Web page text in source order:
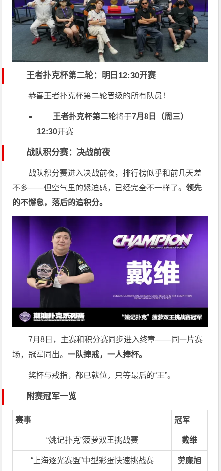
王者扑克杯第二轮：明日12:30开赛
恭喜王者扑克杯第二轮晋级的所有队员！
王者扑克杯第二轮将于7月8日（周三）
12:30开赛
战队积分赛：决战前夜
战队积分赛进入决战前夜，排行榜似乎和前几天差
不多——但空气里的紧迫感，已经完全不一样了。领先
的不懈怠，落后的追积分。
7月8日，主赛和积分赛同步进入终章——同一片赛
场，冠军同出。一队捧戒，一人捧杯。
奖杯与戒指，都已就位，只等最后的“王”。
附赛冠军一览
赛事 冠军
“姚记扑克”菠萝双王挑战赛 戴维
“上海逐光赛盟”中型彩蛋快速挑战赛 劳廉旭